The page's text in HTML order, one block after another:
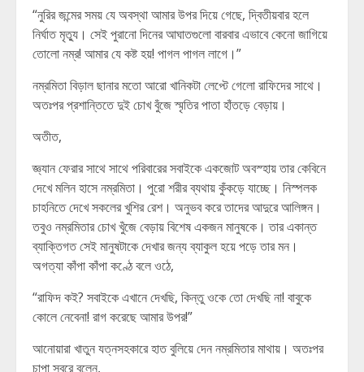
“নুরির জন্মের সময় যে অবস্থা আমার উপর দিয়ে গেছে, দ্বিতীয়বার হলে
নির্ঘাত মৃত্যু। সেই পুরানো দিনের আঘাতগুলো বারবার এভাবে কেনো জাগিয়ে
তোলো নম্র! আমার যে কষ্ট হয়! পাগল পাগল লাগে।”
নম্রমিতা বিড়াল ছানার মতো আরো খানিকটা লেপ্টে গেলো রাফিদের সাথে।
অতঃপর প্রশান্তিতে দুই চোখ বুঁজে স্মৃতির পাতা হাঁতড়ে বেড়ায়।
অতীত,
জ্ঞ্যান ফেরার সাথে সাথে পরিবারের সবাইকে একজোট অবস্হায় তার কেবিনে
দেখে মলিন হাসে নম্রমিতা। পুরো শরীর ব্যথায় কুঁকড়ে যাচ্ছে। নিস্পলক
চাহনিতে দেখে সকলের খুশির রেশ। অনুভব করে তাদের আদুরে আলিঙ্গন।
তবুও নম্রমিতার চোখ খুঁজে বেড়ায় বিশেষ একজন মানুষকে। তার একান্ত
ব্যাক্তিগত সেই মানুষটাকে দেখার জন্য ব্যাকুল হয়ে পড়ে তার মন।
অগত্যা কাঁপা কাঁপা কণ্ঠে বলে ওঠে,
“রাফিদ কই? সবাইকে এখানে দেখছি, কিন্তু ওকে তো দেখছি না! বাবুকে
কোলে নেবেনা! রাগ করেছে আমার উপর!”
আনোয়ারা খাতুন যত্নসহকারে হাত বুলিয়ে দেন নম্রমিতার মাথায়। অতঃপর
চাপা স্বরে বলেন,